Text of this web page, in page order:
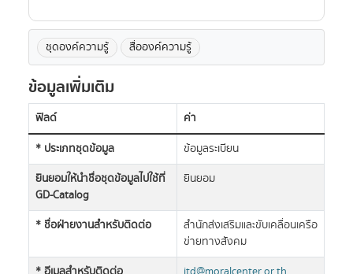
ชุดองค์ความรู้ สื่อองค์ความรู้
ข้อมูลเพิ่มเติม
ฟิลด์
ค่า
* ประเภทชุดข้อมูล
ข้อมูลระเบียน
ยินยอมให้นำชื่อชุดข้อมูลไปใช้ที่
GD-Catalog
ยินยอม
* ชื่อฝ่ายงานสำหรับติดต่อ
สำนักส่งเสริมและขับเคลื่อนเครือ
ข่ายทางสังคม